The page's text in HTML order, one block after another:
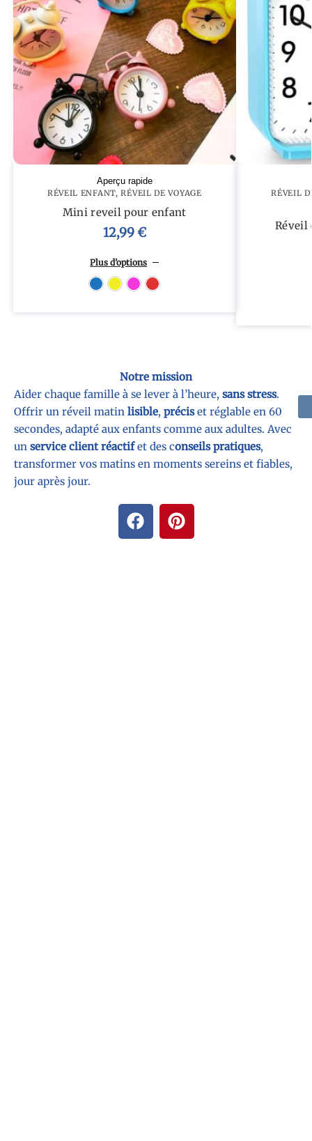
Aperçu rapide
RÉVEIL ENFANT,RÉVEIL DE VOYAGE
Mini reveil pour enfant
12,99€
Plus d’options
Bleu
RÉVEIL
Réveil
Notre mission
Aider chaque famille à se lever à l’heure, sans stress.
Offrir un réveil matin lisible, préciset réglable en 60
secondes, adapté aux enfants comme aux adultes. Avec
un service client réactifet des conseils pratiques,
transformer vos matins en moments sereins et fiables,
jour après jour.